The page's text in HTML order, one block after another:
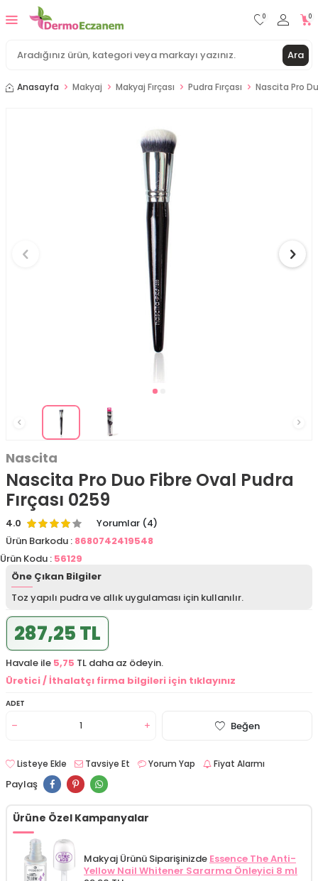
Ara
0 0
Anasayfa Makyaj Makyaj Fırçası Pudra Fırçası Nascita Pro
Nascita
Nascita Pro Duo Fibre Oval Pudra
Fırçası 0259
4.0
Yorumlar (4)
Ürün Barkodu : 8680742419548
Ürün Kodu : 56129
Öne Çıkan Bilgiler
Toz yapılı pudra ve allık uygulaması için kullanılır.
287,25 TL
Havale ile 5,75 TL daha az ödeyin.
Üretici / İthalatçı firma bilgileri için tıklayınız
ADET
Beğen
Listeye Ekle Tavsiye Et Yorum Yap Fiyat Alarmı
Paylaş
Ürüne Özel Kampanyalar
Makyaj Ürünü Siparişinizde Essence The Anti-
Yellow Nail Whitener Sararma Önleyici 8 ml